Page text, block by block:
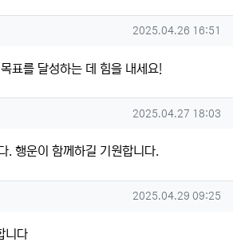
작성일
2025.04.26 16:51
표를 달성하는 데 힘을 내세요!
글 작성일
2025.04.27 18:03
. 행운이 함께하길 기원합니다.
글 작성일
2025.04.29 09:25
니다